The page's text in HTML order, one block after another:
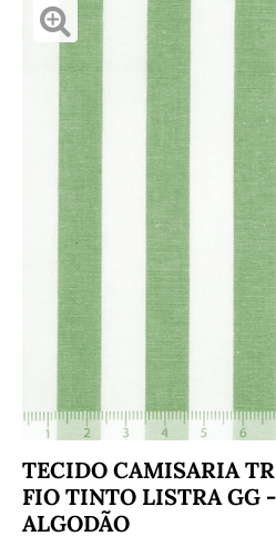
TECIDO CAMISARIA
FIO TINTO LISTRA GG
ALGODÃO